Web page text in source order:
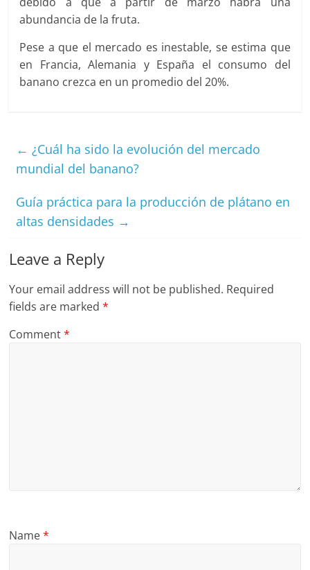
abundancia de la fruta.
Pese a que el mercado es inestable, se estima que
en Francia, Alemania y España el consumo del
banano crezca en un promedio del 20%.
← ¿Cuál ha sido la evolución del mercado
mundial del banano?
Guía práctica para la producción de plátano en
altas densidades →
Leave a Reply
Your email address will not be published. Required
fields are marked*
Comment*
Name*